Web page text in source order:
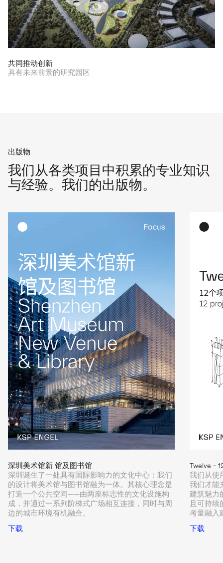
共同推动创新
具有未来前景的研究园区
出版物
我们从各类项目中积累的专业知识
与经验。我们的出版物。
深圳美术馆新 馆及图书馆
深圳诞生了一处具有国际影响力的文化中心：我们
的设计将美术馆与图书馆融为一体。其核心理念是
打造一个公共空间——由两座标志性的文化设施构
成，并通过一系列阶梯式广场相互连接，同时与周
边的城市环境有机融合。
下载
Twelve -
我们从使
我们才能
建筑魅力
且可持续
考量融入
下载